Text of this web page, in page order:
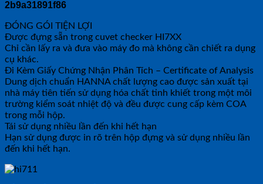
ĐÓNG GÓI TIỆN LỢI
Được đựng sẵn trong cuvet checker HI7XX
Chỉ cần lấy ra và đưa vào máy đo mà không cần chiết ra dụng
cụ khác.
Đi Kèm Giấy Chứng Nhận Phân Tích – Certificate of Analysis
Dung dịch chuẩn HANNA chất lượng cao được sản xuất tại
nhà máy tiên tiến sử dụng hóa chất tinh khiết trong một môi
trường kiểm soát nhiệt độ và đều được cung cấp kèm COA
trong mỗi hộp.
Tái sử dụng nhiều lần đến khi hết hạn
Hạn sử dụng được in rõ trên hộp đựng và sử dụng nhiều lần
đến khi hết hạn.